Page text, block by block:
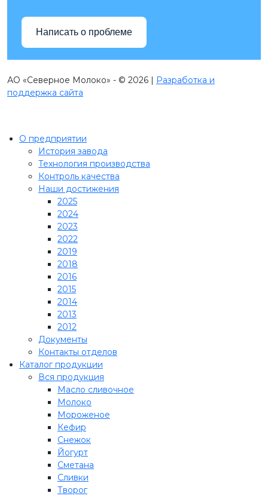
Написать о проблеме
АО «Северное Молоко» - © 2026 | Разработка и
поддержка сайта
О предприятии
История завода
Технология производства
Контроль качества
Наши достижения
2025
2024
2023
2022
2019
2018
2016
2015
2014
2013
2012
Документы
Контакты отделов
Каталог продукции
Вся продукция
Масло сливочное
Молоко
Мороженое
Кефир
Снежок
Йогурт
Сметана
Сливки
Творог